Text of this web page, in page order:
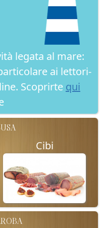
legata al mare:
ai lettori-
Scoprirte qui
Cibi